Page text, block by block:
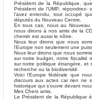
Président de la République,
Président de l’UMP,
l’avez entendu, tout occupé
députés du Nouveau Centre.
En tous cas, nous au Nouveau
nous dirons à nos amis de la
chemin est aussi le nôtre.
Nous leur dirons que nous
l’Europe non seulement une
Nous leur dirons que nous
sur notre budget, notre fiscalité
sur notre politique étrangère, et
recherche ou la biodiversité.
Voici l’Europe fédérale que
discours aux actes car rien ne
historique qui s’ouvre devant
Mes Chers amis,
Le Président de la République